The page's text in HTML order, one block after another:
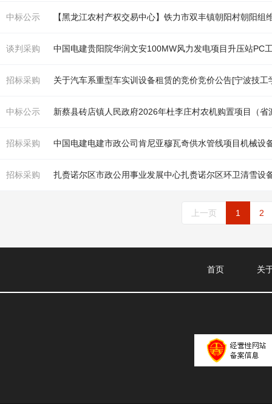
中标公示 【黑龙江农村产权交易中心】铁力市双丰镇朝阳村朝阳
谈判采购 中国电建贵阳院华润文安100MW风力发电项目升压站PC
招标采购 关于汽车系重型车实训设备租赁的竞价竞价公告[宁波技工
中标公示 新蔡县砖店镇人民政府2026年杜李庄村农机购置项目（省
招标采购 中国电建电建市政公司肯尼亚穆瓦奇供水管线项目机械设
招标采购 扎赉诺尔区市政公用事业发展中心扎赉诺尔区环卫清雪设
上一页 1 2
首页 关